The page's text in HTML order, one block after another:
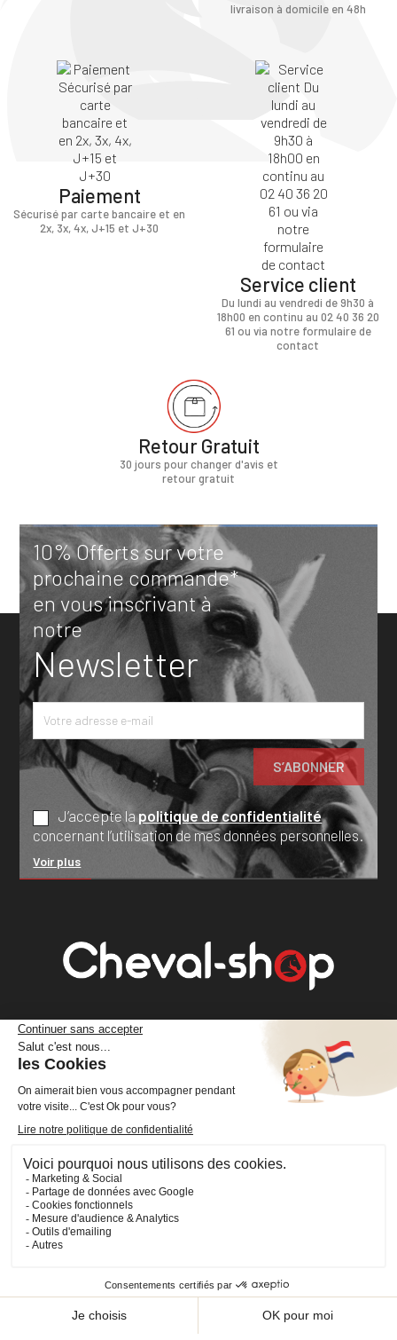
livraison à domicile en 48h
Paiement
Sécurisé par carte bancaire et en
2x, 3x, 4x, J+15 et J+30
Service client
Du lundi au vendredi de 9h30 à
18h00 en continu au 02 40 36 20
61 ou via notre formulaire de
contact
Retour Gratuit
30 jours pour changer d'avis et
retour gratuit
10% Offerts sur votre
prochaine commande*
en vous inscrivant à
notre
Newsletter
J’accepte lapolitique de confidentialité
concernant l’utilisation de mes données personnelles.
Voir plus
France
+33 (0)2 40 36 20 61
Facebook
INFORMATIONS 
PRODUITS